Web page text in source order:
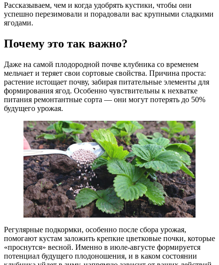
Рассказываем, чем и когда удобрять кустики, чтобы они
успешно перезимовали и порадовали вас крупными сладкими
ягодами.
Почему это так важно?
Даже на самой плодородной почве клубника со временем
мельчает и теряет свои сортовые свойства. Причина проста:
растение истощает почву, забирая питательные элементы для
формирования ягод. Особенно чувствительны к нехватке
питания ремонтантные сорта — они могут потерять до 50%
будущего урожая.
Регулярные подкормки, особенно после сбора урожая,
помогают кустам заложить крепкие цветковые почки, которые
«проснутся» весной. Именно в июле-августе формируется
потенциал будущего плодоношения, и в каком состоянии